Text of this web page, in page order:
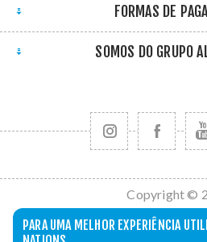
PARA UMA MELHOR EXPERIÊNCIA
FORMAS DE
SOMOS DO GRUPO
Copyright ©
All Nations.
os direitos